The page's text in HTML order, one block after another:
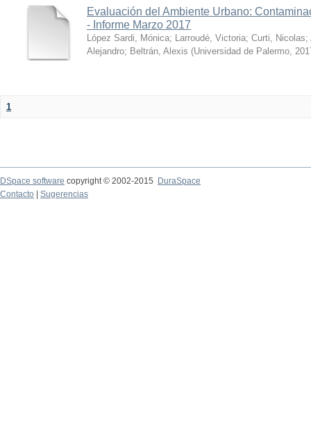
Evaluación del Ambiente Urbano:
- Informe Marzo 2017
López Sardi, Mónica; Larroudé, Victoria; Curti, Nicolas;
Alejandro; Beltrán, Alexis (Universidad de Palermo,
1
DSpace software copyright © 2002-2015
DuraSpace
Contacto
Sugerencias